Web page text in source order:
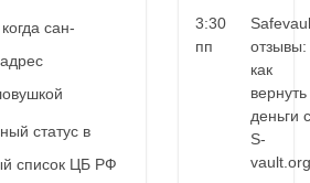
сан-
статус в
список ЦБ РФ
3:30
пп
отзывы:
как
вернуть
деньги с
S-
vault.org